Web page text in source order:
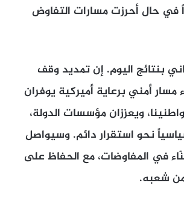
في حال أحرزت مسارات التفاوض
بنتائج اليوم. إن تمديد وقف
مسار أمني برعاية أميركية يوفران
ويعززان مؤسسات الدولة،
نحو استقرار دائم. وسيواصل
في المفاوضات، مع الحفاظ على
شعبه.